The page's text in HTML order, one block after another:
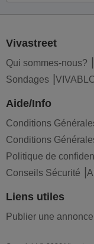
Vivastreet
Qui sommes-nous?
Sondages
Aide/Info
Conditions
Conditions
Politique de
Conseils Sécurité
Liens utiles
Publier une annonce